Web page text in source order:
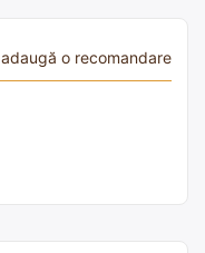
adaugă o recomandare